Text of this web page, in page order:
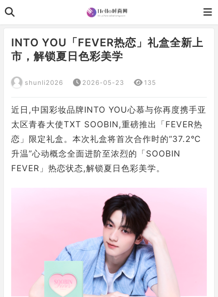
INTO YOU「FEVER热恋」礼盒全新上
市，解锁夏日色彩美学
shunli2026 2026-05-23 135
近日,中国彩妆品牌INTO YOU心慕与你再度携手亚
太区青春大使TXT SOOBIN,重磅推出「FEVER热
恋」限定礼盒。本次礼盒将首次合作时的“37.2℃
升温”心动概念全面进阶至浓烈的「SOOBIN
FEVER」热恋状态,解锁夏日色彩美学。